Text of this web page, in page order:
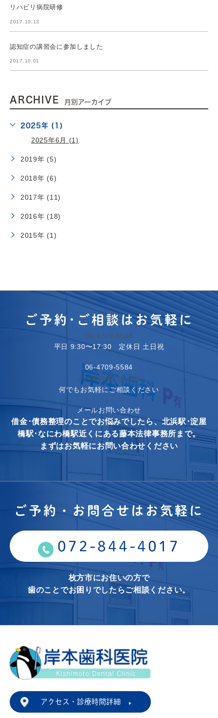
リハビリ病院研修
2017.10.13
認知症の講習会に参加しました
2017.10.01
ARCHIVE 月別アーカイブ
2025年 (1)
2025年6月 (1)
2019年 (5)
2018年 (6)
2017年 (11)
2016年 (18)
2015年 (1)
ご予約･ご相談はお気軽に
06-4709-5584
平日 9:30〜17:30 定休日 土日祝
06-4709-5584
メールお問い合わせ
何でもお気軽にご相談ください
メールお問い合わせ
借金･債務整理のことでお悩みでしたら、北浜駅･淀屋
橋駅･なにわ橋駅近くにある藤本法律事務所まで。
まずはお気軽にお問い合わせください
ご予約・お問合せはお気軽に
072-844-4017
枚方市にお住いの方で
歯のことでお困りでしたらご相談ください。
アクセス・診療時間詳細